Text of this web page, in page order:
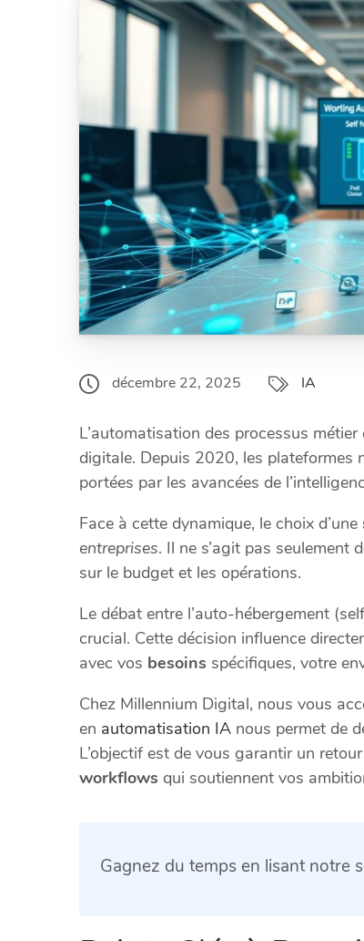
décembre 22, 2025 IA
L’automatisation des processus
digitale. Depuis 2020, les plateformes
portées par les avancées de
Face à cette dynamique, le choix d’une
entreprises. Il ne s’agit pas seulement
sur le budget et les opérations.
Le débat entre l’auto-hébergement
crucial. Cette décision influence
avec vos besoins spécifiques, votre
Chez Millennium Digital, nous vous
en automatisation IA nous permet de
L’objectif est de vous garantir un
workflows qui soutiennent vos
Gagnez du temps en lisant notre